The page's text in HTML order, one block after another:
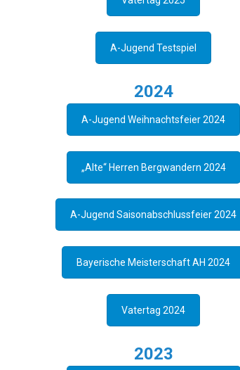
A-Jugend Testspiel
2024
A-Jugend Weihnachtsfeier 2024
„Alte“ Herren Bergwandern 2024
A-Jugend Saisonabschlussfeier 2024
Bayerische Meisterschaft AH 2024
Vatertag 2024
2023